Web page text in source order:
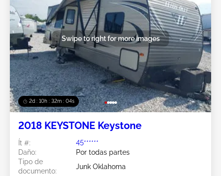
2d : 10h : 32m : 01s
Swipe to right for more images
2018 KEYSTONE Keystone
Ít #:
45******
Daño:
Por todas partes
Tipo de
documento:
Junk Oklahoma